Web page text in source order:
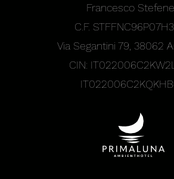
Francesco
C.F.
Via Segantini 79, 38062
CIN: